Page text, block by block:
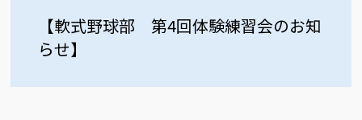
【軟式野球部 第4回体験練習会のお知
らせ】